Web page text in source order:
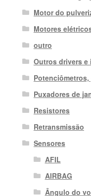
Motor do
Motores
outro
Outros drivers
Puxadores de
Resistores
Retransmissão
Sensores
AFIL
AIRBAG
Ângulo do